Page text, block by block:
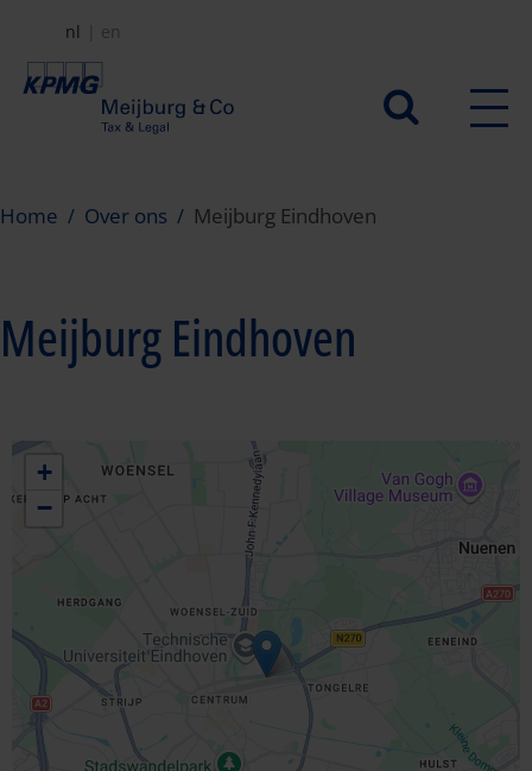
naar
Secundair
nl en
Home Over ons Meijburg Eindhoven
Meijburg Eindhoven
+
−